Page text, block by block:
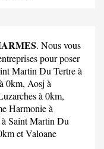
. Nous vous
pour poser
Martin Du Tertre à
0km, Aosj à
à 0km,
Harmonieà
à Saint Martin Du
etValoane